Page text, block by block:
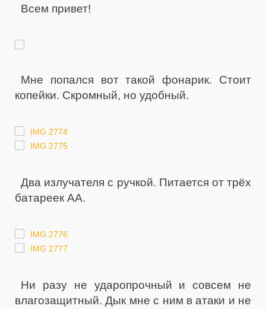
Всем привет!
Мне попался вот такой фонарик. Стоит
копейки. Скромный, но удобный.
Два излучателя с ручкой. Питается от трёх
батареек АА.
Ни разу не ударопрочный и совсем не
влагозащитный. Дык мне с ним в атаки и не